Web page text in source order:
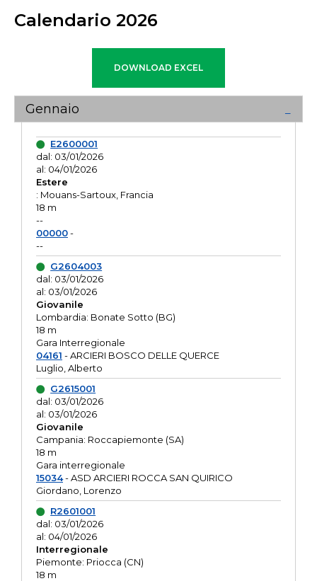
Calendario 2026
Gennaio
E2600001
dal: 03/01/2026
al: 04/01/2026
Estere
: Mouans-Sartoux, Francia
18 m
--
00000-
--
G2604003
dal: 03/01/2026
al: 03/01/2026
Giovanile
Lombardia: Bonate Sotto (BG)
18 m
Gara Interregionale
04161 - ARCIERI BOSCO DELLE QUERCE
Luglio, Alberto
G2615001
dal: 03/01/2026
al: 03/01/2026
Giovanile
Campania: Roccapiemonte (SA)
18 m
Gara interregionale
15034- ASD ARCIERI ROCCA SAN QUIRICO
Giordano, Lorenzo
R2601001
dal: 03/01/2026
al: 04/01/2026
Interregionale
Piemonte: Priocca (CN)
18 m